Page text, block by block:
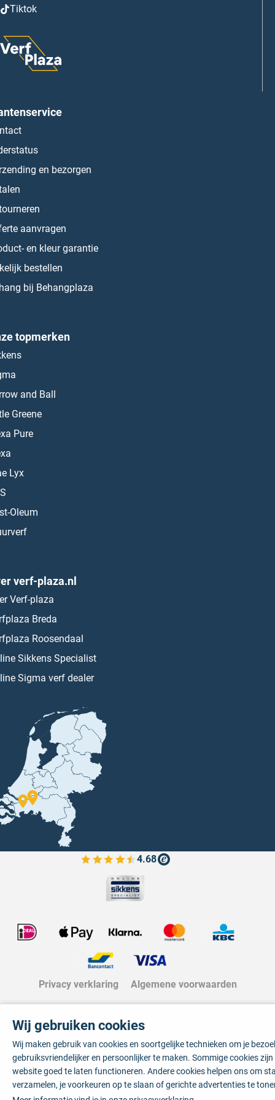
Tiktok
en bezorgen
aanvragen
en kleur garantie
bestellen
bij Behangplaza
topmerken
and Ball
Greene
Pure
Lyx
Oleum
verf-plaza.nl
Verf-plaza
Breda
Roosendaal
Sikkens Specialist
Sigma verf dealer
4.68
Bekijk de verfplaza beoordelingen
Privacy verklaring Algemene voorwaarden
Wij gebruiken cookies
Wij maken gebruik van cookies en soortgelijke technieken om je
gebruiksvriendelijker en persoonlijker te maken. Sommige cookies
website goed te laten functioneren. Andere cookies helpen ons om
verzamelen, je voorkeuren op te slaan of gerichte advertenties te